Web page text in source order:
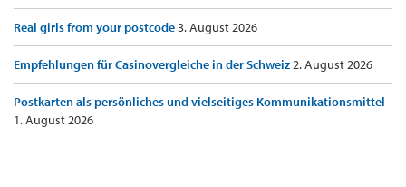
Real girls from your postcode3. August 2026
Empfehlungen für Casinovergleiche in der Schweiz2. August 2026
Postkarten als persönliches und vielseitiges Kommunikationsmittel
1. August 2026